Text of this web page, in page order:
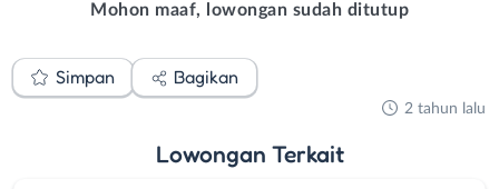
Mohon maaf, lowongan sudah ditutup
Simpan Bagikan
2 tahun lalu
Lowongan Terkait